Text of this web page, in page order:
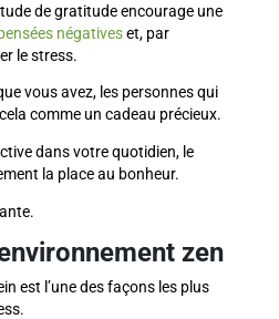
de gratitude encourage une
négativeset, par
le stress.
vous avez, les personnes qui
comme un cadeau précieux.
dans votre quotidien, le
la place au bonheur.
zen
est l’une des façons les plus